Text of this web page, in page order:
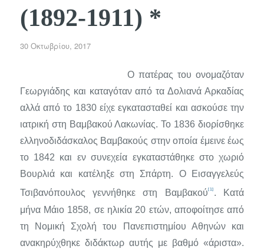
(1892-1911) *
30 Οκτωβρίου, 2017
O πατέρας του ονομαζόταν
Γεωργιάδης και καταγόταν από τα Δολιανά Αρκαδίας
αλλά από το 1830 είχε εγκατασταθεί και ασκούσε την
ιατρική στη Βαμβακού Λακωνίας. Το 1836 διορίσθηκε
ελ­ληνοδιδάσκαλος Βαμβακούς στην οποία έμεινε έως
το 1842 και εν συ­νεχεία εγκαταστάθηκε στο χωριό
Βουρλιά και κατέληξε στη Σπάρτη. Ο Εισαγγελεύς
Τσιβανόπουλος γεννήθηκε στη Βαμβακού [1] . Κατά
μήνα Μάιο 1858, σε ηλικία 20 ετών, αποφοίτησε από
τη Νομική Σχολή του Πανεπιστημίου Αθηνών και
ανακηρύχθηκε διδάκτωρ αυτής με βαθμό «άριστα».